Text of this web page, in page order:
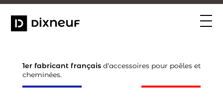
1er fabricant français d'accessoires pour poêles et
cheminées.